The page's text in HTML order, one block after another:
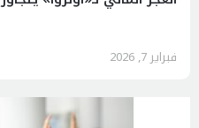
فبراير 7, 2026